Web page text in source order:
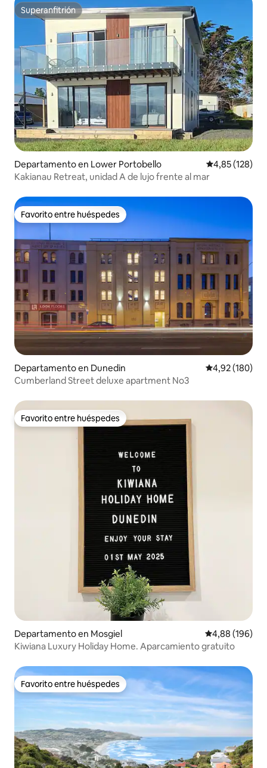
Superanfitrión
Superanfitrión
Departamento en Lower Portobello Calificación
4,85 (128)
Kakianau Retreat, unidad A de lujo frente al mar
Favorito entre huéspedes
Favorito entre huéspedes
Departamento en Dunedin Calificación
4,92 (180)
Cumberland Street deluxe apartment No3
Favorito entre huéspedes
Favorito entre huéspedes
Departamento en Mosgiel Calificación
4,88 (196)
Kiwiana Luxury Holiday Home. Aparcamiento gratuito
Favorito entre huéspedes
Favorito entre huéspedes